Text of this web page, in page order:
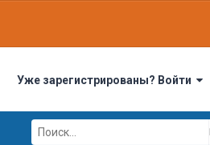
Уже зарегистрированы? Войти